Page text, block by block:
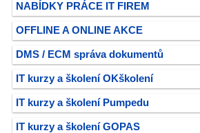
NABÍDKY PRÁCE IT FIREM
OFFLINE A ONLINE AKCE
DMS / ECM správa dokumentů
IT kurzy a školení OKškolení
IT kurzy a školení Pumpedu
IT kurzy a školení GOPAS